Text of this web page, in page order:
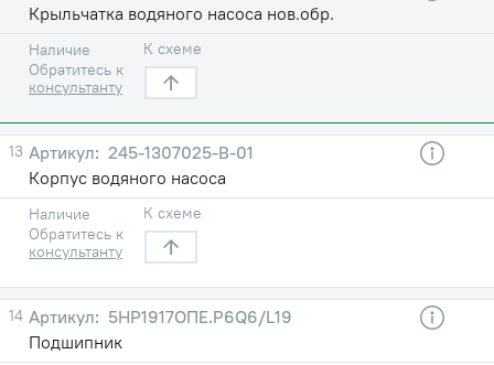
Крыльчатка водяного насоса нов.обр.
Наличие
Обратитесь к
консультанту
К схеме
13
245-1307025-В-01
Корпус водяного насоса
Наличие
Обратитесь к
консультанту
К схеме
14
5НР1917ОПЕ.Р6Q6/L19
Подшипник